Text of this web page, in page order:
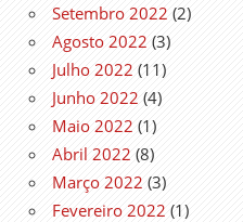
Setembro 2022 (2)
Agosto 2022 (3)
Julho 2022 (11)
Junho 2022 (4)
Maio 2022 (1)
Abril 2022 (8)
Março 2022 (3)
Fevereiro 2022 (1)